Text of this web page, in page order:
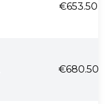
€653.50
€680.50